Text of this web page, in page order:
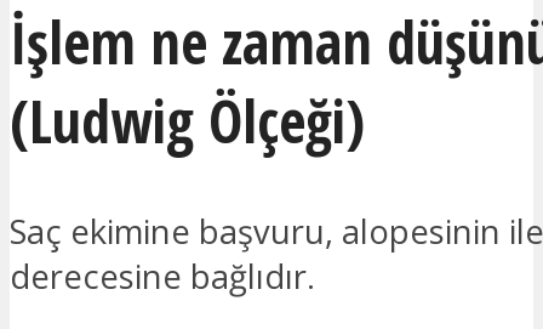
İşlem ne zaman
(Ludwig Ölçeği)
Saç ekimine başvuru, alopesinin
derecesine bağlıdır.